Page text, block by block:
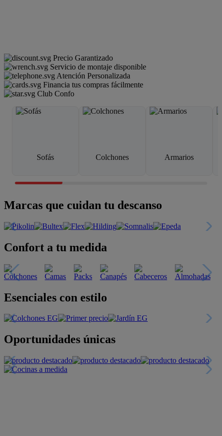
Precio Garantizado
Servicio de montaje disponible
Atención Personalizada
Financia tus compras fácilmente
Club Confo
Sofás Colchones Armarios
Marcas que cuidan tu descanso
Confort a tu medida
Esenciales con estilo
Oportunidades únicas